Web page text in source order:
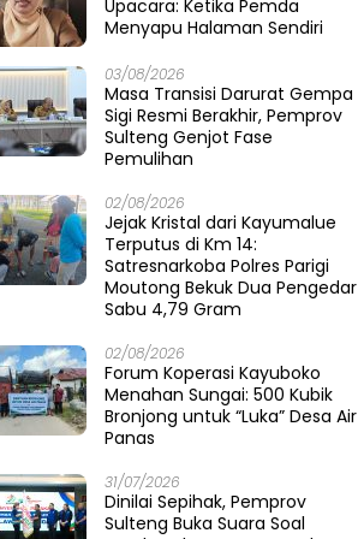
Upacara: Ketika Pemda
Menyapu Halaman Sendiri
03/08/2026
Masa Transisi Darurat Gempa
Sigi Resmi Berakhir, Pemprov
Sulteng Genjot Fase
Pemulihan
02/08/2026
Jejak Kristal dari Kayumalue
Terputus di Km 14:
Satresnarkoba Polres Parigi
Moutong Bekuk Dua Pengedar
Sabu 4,79 Gram
02/08/2026
Forum Koperasi Kayuboko
Menahan Sungai: 500 Kubik
Bronjong untuk “Luka” Desa Air
Panas
31/07/2026
Dinilai Sepihak, Pemprov
Sulteng Buka Suara Soal